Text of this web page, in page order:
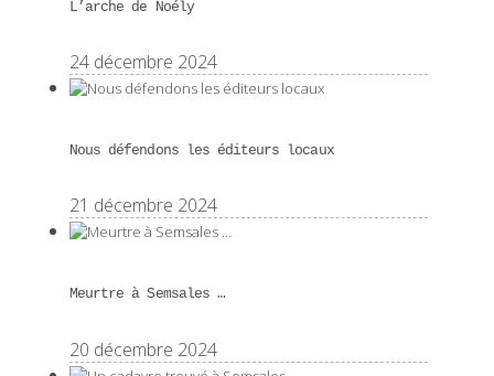
L’arche de Noély
24 décembre 2024
Nous défendons les éditeurs locaux
21 décembre 2024
Meurtre à Semsales …
20 décembre 2024